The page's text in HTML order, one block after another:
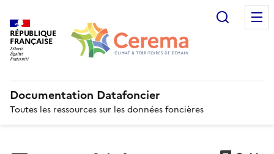
RÉPUBLIQUE
FRANÇAISE
Documentation Datafoncier
Toutes les ressources sur les données foncières